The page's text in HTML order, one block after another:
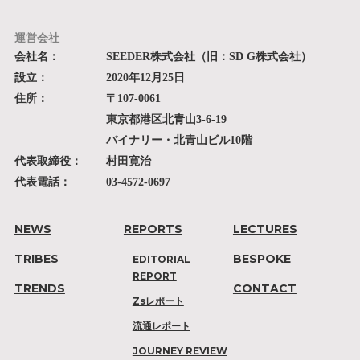
運営会社
会社名：
SEEDER株式会社（旧：SD G株式会社）
設立：
2020年12月25日
住所：
〒107-0061
東京都港区北青山3-6-19
バイナリー・北青山ビル10階
代表取締役：
村田寛治
代表電話：
03-4572-0697
NEWS
TRIBES
TRENDS
REPORTS
EDITORIAL
REPORT
Zsレポート
流通レポート
JOURNEY REVIEW
LECTURES
BESPOKE
CONTACT